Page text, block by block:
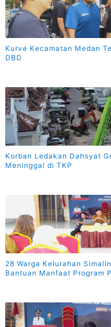
Kurve Kecamatan Medan
DBD
Korban Ledakan Dahsyat
Meninggal di TKP
28 Warga Kelurahan
Bantuan Manfaat Program